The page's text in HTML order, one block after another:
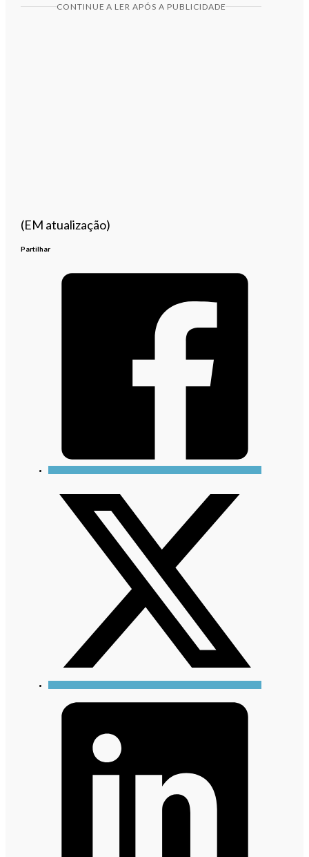
CONTINUE A LER APÓS A PUBLICIDADE
(EM atualização)
Partilhar